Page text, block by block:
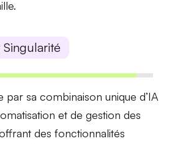
par sacombinaison unique d’IA
et de gestion des
des fonctionnalités